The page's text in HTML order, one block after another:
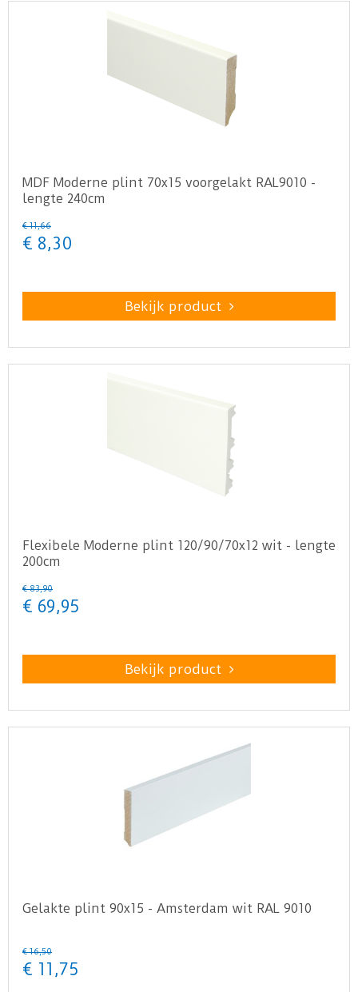
MDF Moderne plint 70x15 voorgelakt RAL9010 -
lengte 240cm
€ 11,66
€ 8,30
Bekijk product
Flexibele Moderne plint 120/90/70x12 wit - lengte
200cm
€ 83,90
€ 69,95
Bekijk product
Gelakte plint 90x15 - Amsterdam wit RAL 9010
€ 16,50
€ 11 ,75